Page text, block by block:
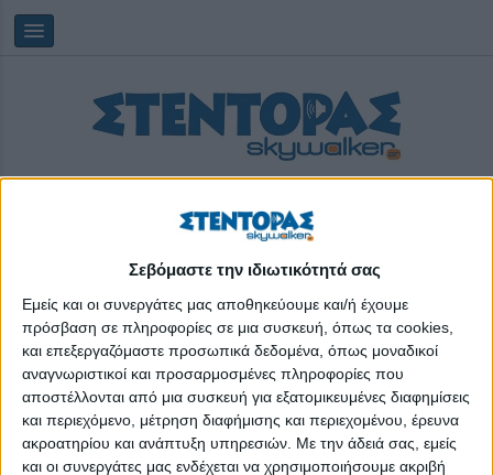
Σεβόμαστε την ιδιωτικότητά σας
Εμείς και οι συνεργάτες μας αποθηκεύουμε και/ή έχουμε
πρόσβαση σε πληροφορίες σε μια συσκευή, όπως τα cookies,
και επεξεργαζόμαστε προσωπικά δεδομένα, όπως μοναδικοί
αναγνωριστικοί και προσαρμοσμένες πληροφορίες που
αποστέλλονται από μια συσκευή για εξατομικευμένες διαφημίσεις
και περιεχόμενο, μέτρηση διαφήμισης και περιεχομένου, έρευνα
ακροατηρίου και ανάπτυξη υπηρεσιών. Με την άδειά σας, εμείς
και οι συνεργάτες μας ενδέχεται να χρησιμοποιήσουμε ακριβή
Saturday, 08/08/2026 16:31:05
Βαρόμετρο
Έρευνες
Στα Social Media